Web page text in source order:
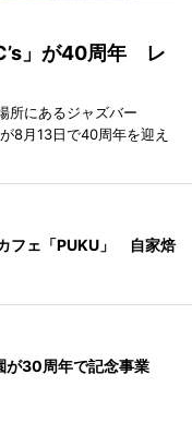
」が40周年 レ
所にあるジャズバー
8月13日で40周年を迎え
フェ「PUKU」 自家焙
が30周年で記念事業